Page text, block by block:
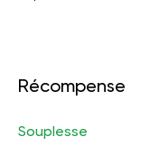
Récompense
Souplesse